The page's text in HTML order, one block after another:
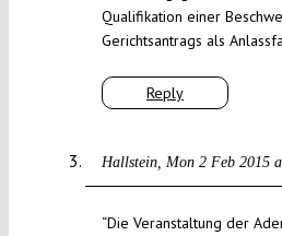
Reply
Qualifikation einer
Gerichtsantrags als
Hallstein Mon 2 Feb 2015
“Die Veranstaltung der